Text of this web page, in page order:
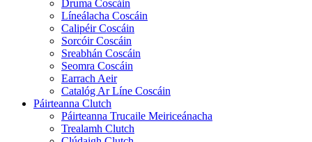
Druma Coscáin
Líneálacha Coscáin
Calipéir Coscáin
Sorcóir Coscáin
Sreabhán Coscáin
Seomra Coscáin
Earrach Aeir
Catalóg Ar Líne Coscáin
Páirteanna Clutch
Páirteanna Trucaile Meiriceánacha
Trealamh Clutch